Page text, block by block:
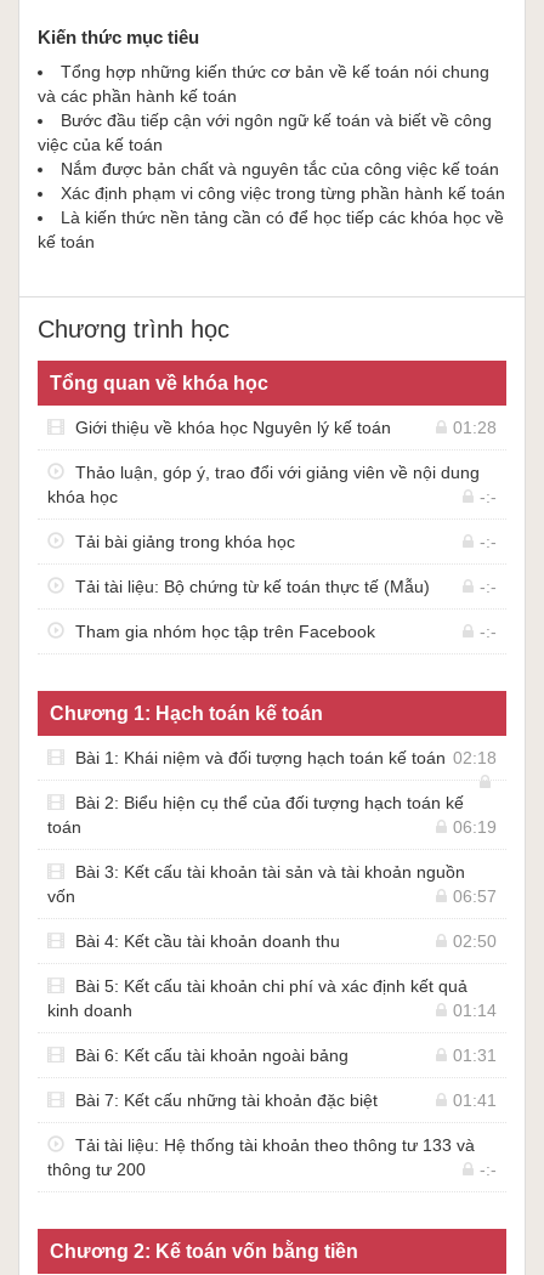
Kiến thức mục tiêu
Tổng hợp những kiến thức cơ bản về kế toán nói chung
và các phần hành kế toán
Bước đầu tiếp cận với ngôn ngữ kế toán và biết về công
việc của kế toán
Nắm được bản chất và nguyên tắc của công việc kế toán
Xác định phạm vi công việc trong từng phần hành kế toán
Là kiến thức nền tảng cần có để học tiếp các khóa học về
kế toán
Chương trình học
Tổng quan về khóa học
Giới thiệu về khóa học Nguyên lý kế toán 01:28
Thảo luận, góp ý, trao đổi với giảng viên về nội dung
khóa học
-:-
Tải bài giảng trong khóa học -:-
Tải tài liệu: Bộ chứng từ kế toán thực tế (Mẫu) -:-
Tham gia nhóm học tập trên Facebook -:-
Chương 1: Hạch toán kế toán
Bài 1: Khái niệm và đối tượng hạch toán kế toán 02:18
Bài 2: Biểu hiện cụ thể của đối tượng hạch toán kế
toán
06:19
Bài 3: Kết cấu tài khoản tài sản và tài khoản nguồn
vốn
06:57
Bài 4: Kết cầu tài khoản doanh thu 02:50
Bài 5: Kết cấu tài khoản chi phí và xác định kết quả
kinh doanh
01:14
Bài 6: Kết cấu tài khoản ngoài bảng 01:31
Bài 7: Kết cấu những tài khoản đặc biệt 01:41
Tải tài liệu: Hệ thống tài khoản theo thông tư 133 và
thông tư 200
-:-
Chương 2: Kế toán vốn bằng tiền